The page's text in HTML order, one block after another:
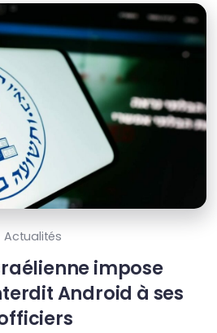
Actualités
impose
Android à ses